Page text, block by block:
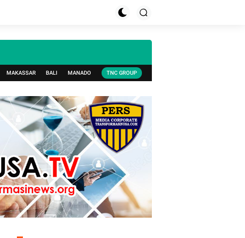
MAKASSAR BALI MANADO TNC GROUP